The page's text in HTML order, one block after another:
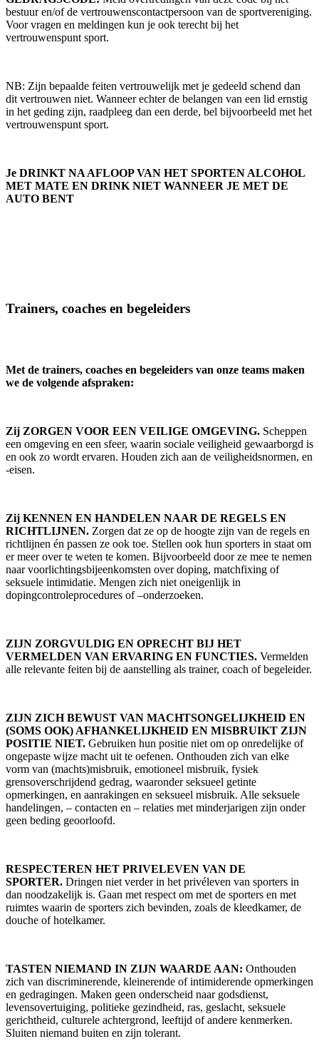
bestuur en/of de vertrouwenscontactpersoon van de sportvereniging.
Voor vragen en meldingen kun je ook terecht bij het
vertrouwenspunt sport.
NB: Zijn bepaalde feiten vertrouwelijk met je gedeeld schend dan
dit vertrouwen niet. Wanneer echter de belangen van een lid ernstig
in het geding zijn, raadpleeg dan een derde, bel bijvoorbeeld met het
vertrouwenspunt sport.
Je DRINKT NA AFLOOP VAN HET SPORTEN ALCOHOL
MET MATE EN DRINK NIET WANNEER JE MET DE
AUTO BENT
Trainers, coaches en begeleiders
Met de trainers, coaches en begeleiders van onze teams maken
we de volgende afspraken:
Zij ZORGEN VOOR EEN VEILIGE OMGEVING. Scheppen
een omgeving en een sfeer, waarin sociale veiligheid gewaarborgd is
en ook zo wordt ervaren. Houden zich aan de veiligheidsnormen, en
-eisen.
Zij KENNEN EN HANDELEN NAAR DE REGELS EN
RICHTLIJNEN. Zorgen dat ze op de hoogte zijn van de regels en
richtlijnen én passen ze ook toe. Stellen ook hun sporters in staat om
er meer over te weten te komen. Bijvoorbeeld door ze mee te nemen
naar voorlichtingsbijeenkomsten over doping, matchfixing of
seksuele intimidatie. Mengen zich niet oneigenlijk in
dopingcontroleprocedures of –onderzoeken.
ZIJN ZORGVULDIG EN OPRECHT BIJ HET
VERMELDEN VAN ERVARING EN FUNCTIES. Vermelden
alle relevante feiten bij de aanstelling als trainer, coach of begeleider.
ZIJN ZICH BEWUST VAN MACHTSONGELIJKHEID EN
(SOMS OOK) AFHANKELIJKHEID EN MISBRUIKT ZIJN
POSITIE NIET. Gebruiken hun positie niet om op onredelijke of
ongepaste wijze macht uit te oefenen. Onthouden zich van elke
vorm van (machts)misbruik, emotioneel misbruik, fysiek
grensoverschrijdend gedrag, waaronder seksueel getinte
opmerkingen, en aanrakingen en seksueel misbruik. Alle seksuele
handelingen, – contacten en – relaties met minderjarigen zijn onder
geen beding geoorloofd.
RESPECTEREN HET PRIVELEVEN VAN DE
SPORTER. Dringen niet verder in het privéleven van sporters in
dan noodzakelijk is. Gaan met respect om met de sporters en met
ruimtes waarin de sporters zich bevinden, zoals de kleedkamer, de
douche of hotelkamer.
TASTEN NIEMAND IN ZIJN WAARDE AAN: Onthouden
zich van discriminerende, kleinerende of intimiderende opmerkingen
en gedragingen. Maken geen onderscheid naar godsdienst,
levensovertuiging, politieke gezindheid, ras, geslacht, seksuele
gerichtheid, culturele achtergrond, leeftijd of andere kenmerken.
Sluiten niemand buiten en zijn tolerant.